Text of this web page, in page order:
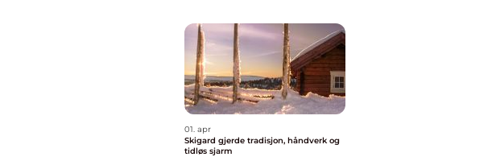
01. apr
Skigard gjerde tradisjon, håndverk og
tidløs sjarm